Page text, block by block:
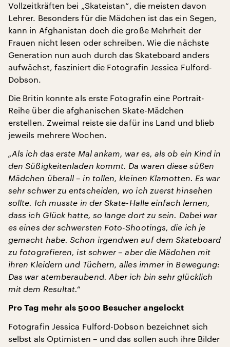
Vollzeitkräften bei „Skateistan“, die meisten davon
Lehrer. Besonders für die Mädchen ist das ein Segen,
kann in Afghanistan doch die große Mehrheit der
Frauen nicht lesen oder schreiben. Wie die nächste
Generation nun auch durch das Skateboard anders
aufwächst, fasziniert die Fotografin Jessica Fulford-
Dobson.
Die Britin konnte als erste Fotografin eine Portrait-
Reihe über die afghanischen Skate-Mädchen
erstellen. Zweimal reiste sie dafür ins Land und blieb
jeweils mehrere Wochen.
„Als ich das erste Mal ankam, war es, als ob ein Kind in
den Süßigkeitenladen kommt. Da waren diese süßen
Mädchen überall – in tollen, kleinen Klamotten. Es war
sehr schwer zu entscheiden, wo ich zuerst hinsehen
sollte. Ich musste in der Skate-Halle einfach lernen,
dass ich Glück hatte, so lange dort zu sein. Dabei war
es eines der schwersten Foto-Shootings, die ich je
gemacht habe. Schon irgendwen auf dem Skateboard
zu fotografieren, ist schwer – aber die Mädchen mit
ihren Kleidern und Tüchern, alles immer in Bewegung:
Das war atemberaubend. Aber ich bin sehr glücklich
mit dem Resultat.“
Pro Tag mehr als 5000 Besucher angelockt
Fotografin Jessica Fulford-Dobson bezeichnet sich
selbst als Optimisten – und das sollen auch ihre Bilder